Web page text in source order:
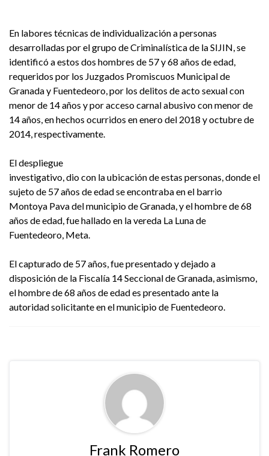
En labores técnicas de individualización a personas
desarrolladas por el grupo de Criminalística de la SIJIN, se
identificó a estos dos hombres de 57 y 68 años de edad,
requeridos por los Juzgados Promiscuos Municipal de
Granada y Fuentedeoro, por los delitos de acto sexual con
menor de 14 años y por acceso carnal abusivo con menor de
14 años, en hechos ocurridos en enero del 2018 y octubre de
2014, respectivamente.
El despliegue
investigativo, dio con la ubicación de estas personas, donde el
sujeto de 57 años de edad se encontraba en el barrio
Montoya Pava del municipio de Granada, y el hombre de 68
años de edad, fue hallado en la vereda La Luna de
Fuentedeoro, Meta.
El capturado de 57 años, fue presentado y dejado a
disposición de la Fiscalía 14 Seccional de Granada, asimismo,
el hombre de 68 años de edad es presentado ante la
autoridad solicitante en el municipio de Fuentedeoro.
Frank Romero